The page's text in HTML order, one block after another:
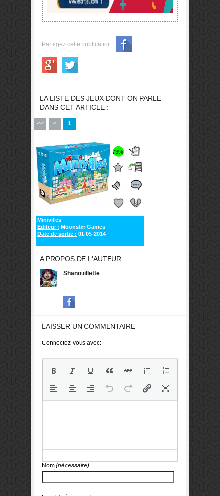
Partagez cette publication
LA LISTE DES JEUX DONT ON PARLE
DANS CET ARTICLE :
<< < 1
73%
Minivilles
Editeur : Moonster Games
Date de sortie : 01-05-2014
A PROPOS DE L'AUTEUR
Shanouillette
LAISSER UN COMMENTAIRE
Connectez-vous avec:
Nom (nécessaire)